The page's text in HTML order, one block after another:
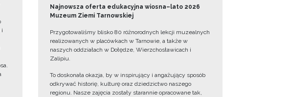
i
Najnowsza oferta edukacyjna wiosna–lato 2026
Muzeum Ziemi Tarnowskiej
Przygotowaliśmy blisko 80 różnorodnych lekcji muzealnych
realizowanych w placówkach w Tarnowie, a także w
naszych oddziałach w Dołędze, Wierzchosławicach i
Zalipiu.
To doskonała okazja, by w inspirujący i angażujący sposób
odkrywać historię, kulturę oraz dziedzictwo naszego
regionu. Nasze zajęcia zostały starannie opracowane tak,